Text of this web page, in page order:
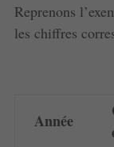
Reprenons
les chiffres
Année